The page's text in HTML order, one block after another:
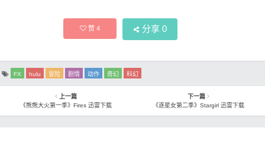
赞4 分享 0
FX hulu 冒险 剧情 动作 奇幻 科幻
上一篇
《熊熊大火第一季》Fires 迅雷下载
下一篇
《逐星女第二季》Stargirl 迅雷下载